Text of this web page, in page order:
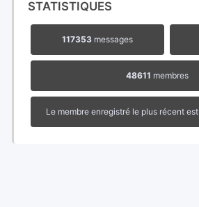
STATISTIQUES
117353messages
48611 membres
Le membre enregistré le plus récent est